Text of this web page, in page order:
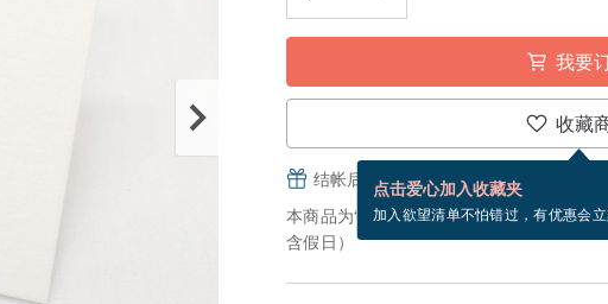
我要
收藏
点击爱心加入收藏夹
加入欲望清单不怕错过，有优惠会立
结帐后填写并分享，免费帮你寄送电子
本商品为“接单订制”。付款后，从开始制
含假日）